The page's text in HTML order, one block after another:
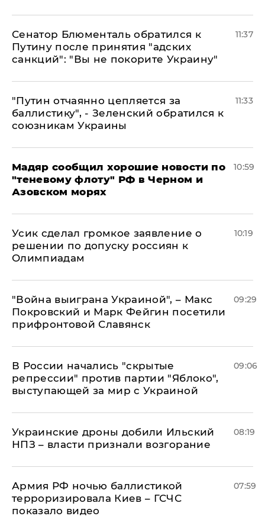
Сенатор Блюменталь обратился к
Путину после принятия "адских
санкций": "Вы не покорите Украину"
11:37
"Путин отчаянно цепляется за
баллистику", - Зеленский обратился к
союзникам Украины
11:33
Мадяр сообщил хорошие новости по
"теневому флоту" РФ в Черном и
Азовском морях
10:59
Усик сделал громкое заявление о
решении по допуску россиян к
Олимпиадам
10:19
"Война выиграна Украиной", – Макс
Покровский и Марк Фейгин посетили
прифронтовой Славянск
09:29
В России начались "скрытые
репрессии" против партии "Яблоко",
выступающей за мир с Украиной
09:06
Украинские дроны добили Ильский
НПЗ – власти признали возгорание
08:19
Армия РФ ночью баллистикой
терроризировала Киев – ГСЧС
показало видео
07:59